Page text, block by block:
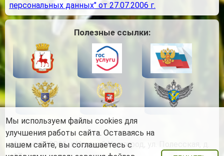
персональных данных" от 27.07.2006 г.
Полезные ссылки:
Адрес:603066, г.Нижний Новгород, ул. Полесская, д.
Мы используем файлы cookies для
улучшения работы сайта. Оставаясь на
нашем сайте, вы соглашаетесь с